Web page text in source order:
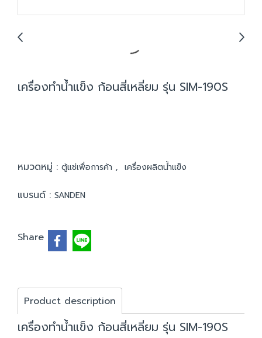
เครื่องทำน้ำแข็ง ก้อนสี่เหลี่ยม รุ่น SIM-190S
หมวดหมู่ : ตู้แช่เพื่อการค้า , เครื่องผลิตน้ำแข็ง
แบรนด์ : SANDEN
Share
Product description
เครื่องทำน้ำแข็ง ก้อนสี่เหลี่ยม รุ่น SIM-190S